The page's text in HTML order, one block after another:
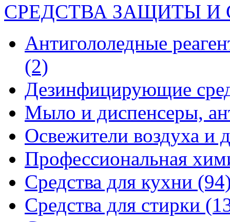
СРЕДСТВА ЗАЩИТЫ
Антигололедные
(2)
Дезинфицирующие
Мыло и диспенсеры,
Освежители воздуха и
Профессиональная
Средства для кухни
Средства для стирки